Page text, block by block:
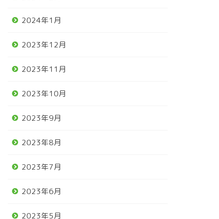
2024年1月
2023年12月
2023年11月
2023年10月
2023年9月
2023年8月
2023年7月
2023年6月
2023年5月